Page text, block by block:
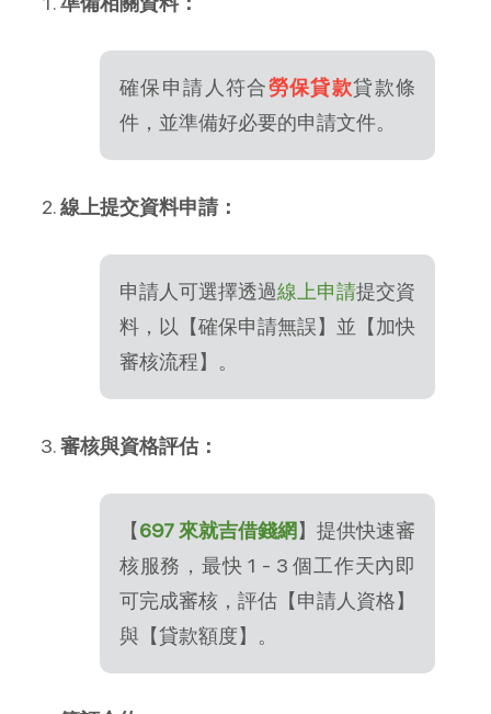
確保申請人符合勞保貸款貸款條
件，並準備好必要的申請文件。
線上提交資料申請：
申請人可選擇透過線上申請提交資
料，以【確保申請無誤】並【加快
審核流程】。
審核與資格評估：
【697 來就吉借錢網 】提供快速審
核服務，最快 1 - 3 個工作天內即
可完成審核，評估【申請人資格】
與【貸款額度】。